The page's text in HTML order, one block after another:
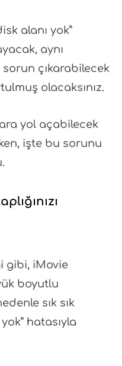
alanı yok”
aynı
çıkarabilecek
olacaksınız.
yol açabilecek
işte bu sorunu
gibi, iMovie
boyutlu
sık sık
hatasıyla